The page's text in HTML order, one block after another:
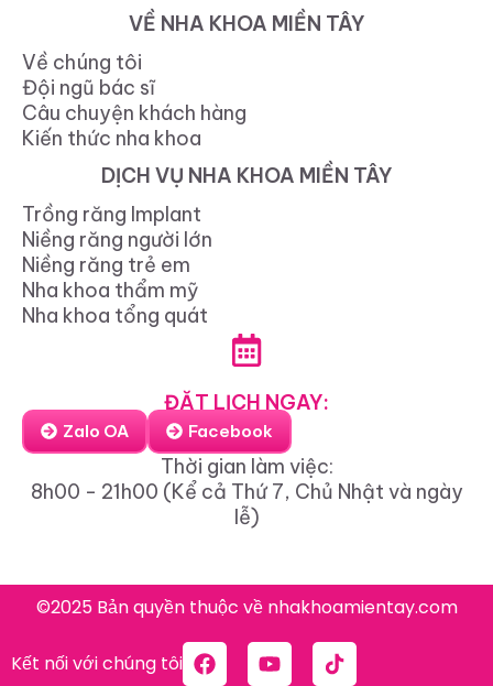
VỀ NHA KHOA MIỀN TÂY
Về chúng tôi
Đội ngũ bác sĩ
Câu chuyện khách hàng
Kiến thức nha khoa
DỊCH VỤ NHA KHOA MIỀN TÂY
Trồng răng Implant
Niềng răng người lớn
Niềng răng trẻ em
Nha khoa thẩm mỹ
Nha khoa tổng quát
ĐẶT LỊCH NGAY:
Zalo OA Facebook
Thời gian làm việc:
8h00 - 21h00 (Kể cả Thứ 7, Chủ Nhật và ngày
lễ)
©2025 Bản quyền thuộc về nhakhoamientay.com
Kết nối với chúng tôi